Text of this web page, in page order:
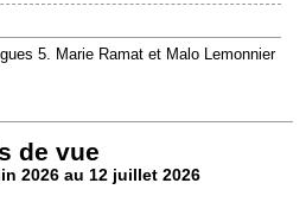
5. Marie Ramat et Malo Lemonnier
de vue
2026 au 12 juillet 2026